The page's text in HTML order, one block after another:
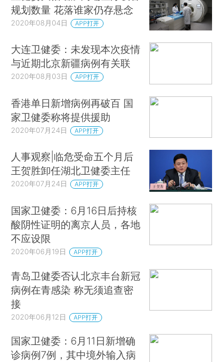
规划数量 花落谁家仍存悬念
2020年08月04日 APP打开
大连卫健委：未发现本次疫情
与近期北京新疆病例有关联
2020年08月03日 APP打开
香港单日新增病例再破百 国
家卫健委称将提供援助
2020年07月24日 APP打开
人事观察|临危受命五个月后
王贺胜卸任湖北卫健委主任
2020年07月24日 APP打开
国家卫健委：6月16日后持核
酸阴性证明的离京人员，各地
不应设限
2020年06月19日 APP打开
青岛卫健委否认北京丰台新冠
病例在青感染 称无须追查密
接
2020年06月12日 APP打开
国家卫健委：6月11日新增确
诊病例7例，其中境外输入病